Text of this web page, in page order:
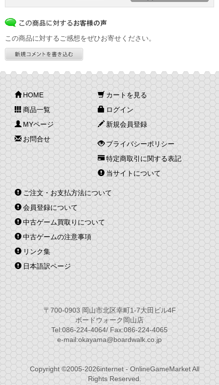
この商品に対するご感想をぜひお寄せください。
HOME
商品一覧
MYページ
お問合せ
カートを見る
ログイン
新規会員登録
プライバシーポリシー
特定商取引に関する表記
当サイトについて
ご注文・お支払方法について
会員登録について
中古ゲーム買取りについて
中古ゲームの注意事項
リンク集
日本語訳ページ
〒700-0903 岡山市北区幸町1-7大田ビル4F
ボードウォーク岡山店
Tel:086-224-4064/ Fax:086-224-4065
e-mail:okayama@boardwalk.co.jp
Copyright ©2005-2026internet - OnlineGameMarket All
Rights Reserved.